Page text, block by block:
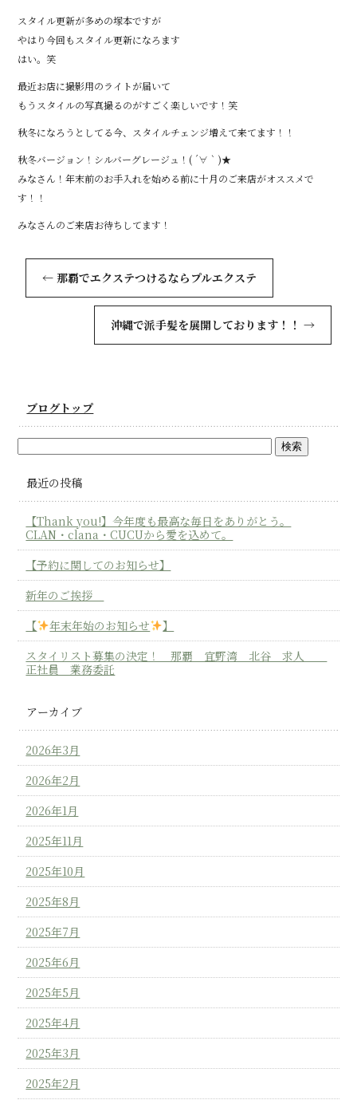
スタイル更新が多めの塚本ですが
やはり今回もスタイル更新になろます
はい。笑
最近お店に撮影用のライトが届いて
もうスタイルの写真撮るのがすごく楽しいです！笑
秋冬になろうとしてる今、スタイルチェンジ増えて来てます！！
秋冬バージョン！シルバーグレージュ！( ´∀｀)★
みなさん！年末前のお手入れを始める前に十月のご来店がオススメで
す！！
みなさんのご来店お待ちしてます！
← 那覇でエクステつけるならプルエクステ
沖縄で派手髪を展開しております！！ →
ブログトップ
最近の投稿
【Thank you!】今年度も最高な毎日をありがとう。
CLAN・clana・CUCUから愛を込めて。
【予約に関してのお知らせ】
新年のご挨拶
【
年末年始のお知らせ
】
スタイリスト募集の決定！ 那覇 宜野湾 北谷 求人
正社員 業務委託
アーカイブ
2026年3月
2026年2月
2026年1月
2025年11月
2025年10月
2025年8月
2025年7月
2025年6月
2025年5月
2025年4月
2025年3月
2025年2月